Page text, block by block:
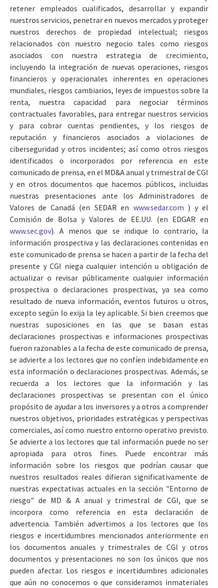
retener empleados cualificados, desarrollar y expandir
nuestros servicios, penetrar en nuevos mercados y proteger
nuestros derechos de propiedad intelectual; riesgos
relacionados con nuestro negocio tales como riesgos
asociados con nuestra estrategia de crecimiento,
incluyendo la integración de nuevas operaciones, riesgos
financieros y operacionales inherentes en operaciones
mundiales, riesgos cambiarios, leyes de impuestos sobre la
renta, nuestra capacidad para negociar términos
contractuales favorables, para entregar nuestros servicios
y para cobrar cuentas pendientes, y los riesgos de
reputación y financieros asociados a violaciones de
ciberseguridad y otros incidentes; así como otros riesgos
identificados o incorporados por referencia en este
comunicado de prensa, en el MD&A anual y trimestral de CGI
y en otros documentos que hacemos públicos, incluidas
nuestras presentaciones ante los Administradores de
Valores de Canadá (en SEDAR en www.sedar.com ) y el
Comisión de Bolsa y Valores de EE.UU. (en EDGAR en
www.sec.gov). A menos que se indique lo contrario, la
información prospectiva y las declaraciones contenidas en
este comunicado de prensa se hacen a partir de la fecha del
presente y CGI niega cualquier intención u obligación de
actualizar o revisar públicamente cualquier información
prospectiva o declaraciones prospectivas, ya sea como
resultado de nueva información, eventos futuros u otros,
excepto según lo exija la ley aplicable. Si bien creemos que
nuestras suposiciones en las que se basan estas
declaraciones prospectivas e informaciones prospectivas
fueron razonables a la fecha de este comunicado de prensa,
se advierte a los lectores que no confíen indebidamente en
esta información o declaraciones prospectivas. Además, se
recuerda a los lectores que la información y las
declaraciones prospectivas se presentan con el único
propósito de ayudar a los inversores y a otros a comprender
nuestros objetivos, prioridades estratégicas y perspectivas
comerciales, así como nuestro entorno operativo previsto.
Se advierte a los lectores que tal información puede no ser
apropiada para otros fines. Puede encontrar más
información sobre los riesgos que podrían causar que
nuestros resultados reales difieran significativamente de
nuestras expectativas actuales en la sección "Entorno de
riesgo" de MD & A anual y trimestral de CGI, que se
incorpora como referencia en esta declaración de
advertencia. También advertimos a los lectores que los
riesgos e incertidumbres mencionados anteriormente en
los documentos anuales y trimestrales de CGI y otros
documentos y presentaciones no son los únicos que nos
pueden afectar. Los riesgos e incertidumbres adicionales
que aún no conocemos o que consideramos inmateriales